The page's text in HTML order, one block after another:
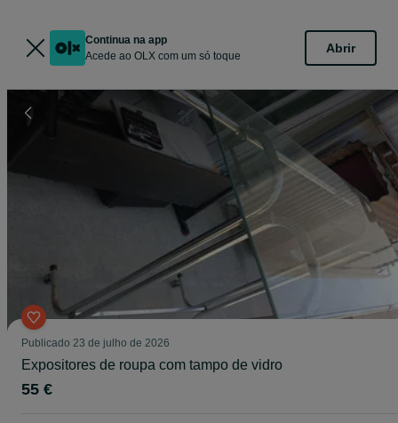
Continua na app
Acede ao OLX com um só toque
Abrir
Publicado 23 de julho de 2026
Expositores de roupa com tampo de vidro
55 €